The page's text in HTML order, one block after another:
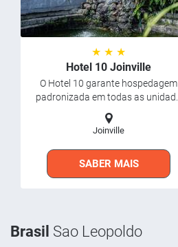
★ ★ ★
Hotel 10 Joinville
O Hotel 10 garante hospedagem
padronizada em todas as unidad...
Joinville
SABER MAIS
Brasil Sao Leopoldo